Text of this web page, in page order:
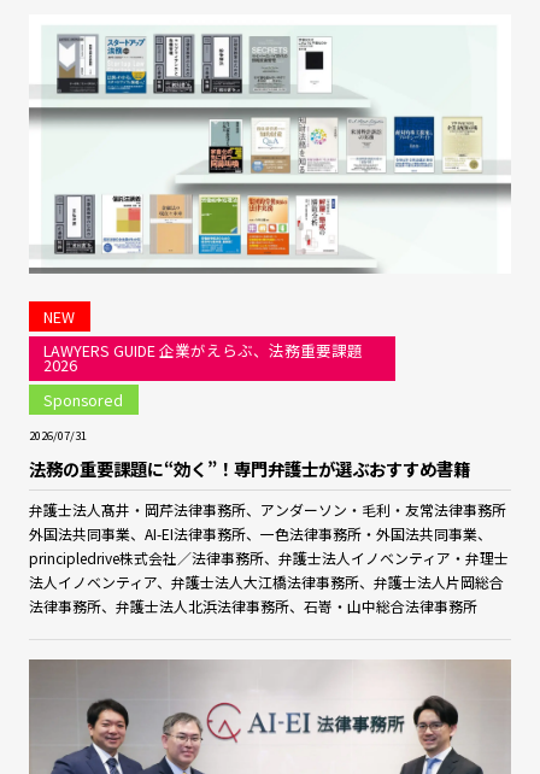
NEW
LAWYERS GUIDE 企業がえらぶ、法務重要課題
2026
Sponsored
2026/07/31
法務の重要課題に“効く”！専門弁護士が選ぶおすすめ書籍
弁護士法人髙井・岡芹法律事務所、アンダーソン・毛利・友常法律事務所
外国法共同事業、AI-EI法律事務所、一色法律事務所・外国法共同事業、
principledrive株式会社／法律事務所、弁護士法人イノベンティア・弁理士
法人イノベンティア、弁護士法人大江橋法律事務所、弁護士法人片岡総合
法律事務所、弁護士法人北浜法律事務所、石嵜・山中総合法律事務所